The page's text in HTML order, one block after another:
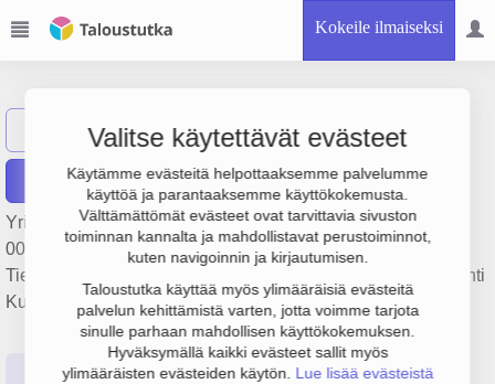
Kokeile ilmaiseksi
Valitse käytettävät evästeet
Käytämme evästeitä helpottaaksemme palvelumme
käyttöä ja parantaaksemme käyttökokemusta.
Välttämättömät evästeet ovat tarvittavia sivuston
toiminnan kannalta ja mahdollistavat perustoiminnot,
kuten navigoinnin ja kirjautumisen.
Taloustutka käyttää myös ylimääräisiä evästeitä
palvelun kehittämistä varten, jotta voimme tarjota
sinulle parhaan mahdollisen käyttökokemuksen.
Hyväksymällä kaikki evästeet sallit myös
ylimääräisten evästeiden käytön. Lue lisää evästeistä
Näytä haku Kone Käkelät Oy
Raportit
Yrityksen Kone Käkelät Oy liikevaihto on 4 milj. €, tulos 809
000 € ja henkilöstömäärä 21. Sen päätoimiala on
Tieliikenteen tavarankuljetus, perustamisvuosi 1978 ja sijainti
Kuusamo. Yrityksen yhtiömuoto Osakeyhtiö (OY).
Perustiedot Tilinpäätösluvut Päättäjätiedot